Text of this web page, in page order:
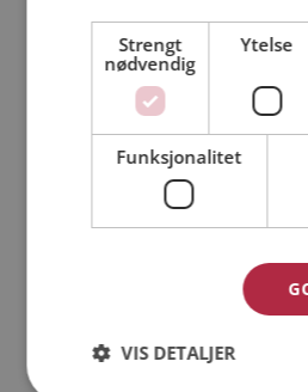
Jeg er en: Mann
Min alder:
Jeg aksepterer
Strengt
nødvendig
Ytelse
Funksjonalitet
VIS DETALJER